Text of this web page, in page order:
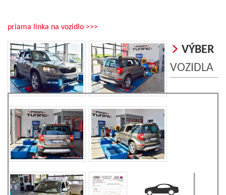
priama linka na vozidlo >>>
VÝBER
VOZIDLA